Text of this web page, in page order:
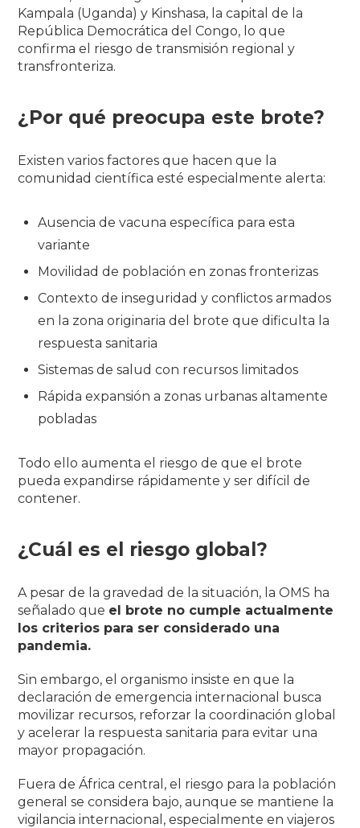
Kampala (Uganda) y Kinshasa, la capital de la
República Democrática del Congo, lo que
confirma el riesgo de transmisión regional y
transfronteriza.
¿Por qué preocupa este brote?
Existen varios factores que hacen que la
comunidad científica esté especialmente alerta:
Ausencia de vacuna específica para esta
variante
Movilidad de población en zonas fronterizas
Contexto de inseguridad y conflictos armados
en la zona originaria del brote que dificulta la
respuesta sanitaria
Sistemas de salud con recursos limitados
Rápida expansión a zonas urbanas altamente
pobladas
Todo ello aumenta el riesgo de que el brote
pueda expandirse rápidamente y ser difícil de
contener.
¿Cuál es el riesgo global?
A pesar de la gravedad de la situación, la OMS ha
señalado que el brote no cumple actualmente
los criterios para ser considerado una
pandemia.
Sin embargo, el organismo insiste en que la
declaración de emergencia internacional busca
movilizar recursos, reforzar la coordinación global
y acelerar la respuesta sanitaria para evitar una
mayor propagación.
Fuera de África central, el riesgo para la población
general se considera bajo, aunque se mantiene la
vigilancia internacional, especialmente en viajeros